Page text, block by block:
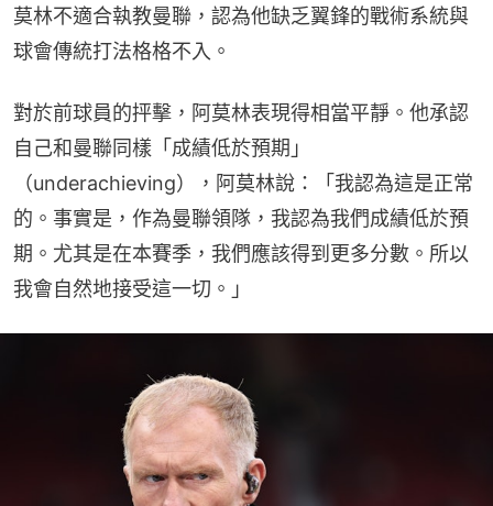
莫林不適合執教曼聯，認為他缺乏翼鋒的戰術系統與
球會傳統打法格格不入。
對於前球員的抨擊，阿莫林表現得相當平靜。他承認
自己和曼聯同樣「成績低於預期」
（underachieving），阿莫林說：「我認為這是正常
的。事實是，作為曼聯領隊，我認為我們成績低於預
期。尤其是在本賽季，我們應該得到更多分數。所以
我會自然地接受這一切。」